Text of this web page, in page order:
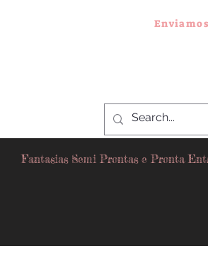
Fantasias Semi Prontas e Pronta